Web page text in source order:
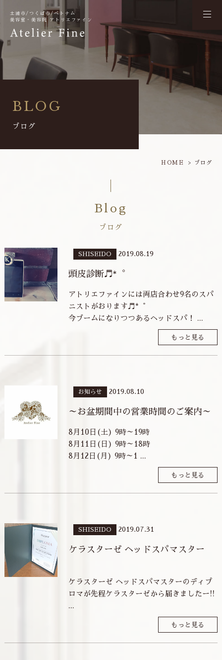
土浦市/つくば市/ベトナム
美容室・美容院 アトリエファイン
BLOG
ブログ
HOME ブログ
Blog
ブログ
SHISEIDO 2019.08.19
頭皮診断♬*゜
アトリエファインには両店合わせ9名のスパ
ニストがおります♬*゜
今ブームになりつつあるヘッドスパ！ ...
もっと見る
お知らせ 2019.08.10
～お盆期間中の営業時間のご案内～
8月10日(土) 9時～19時
8月11日(日) 9時～18時
8月12日(月) 9時～1 ...
もっと見る
SHISEIDO 2019.07.31
ケラスターゼ ヘッドスパマスター
ケラスターゼ ヘッドスパマスターのディプ
ロマが先程ケラスターゼから届きましたー!!
...
もっと見る